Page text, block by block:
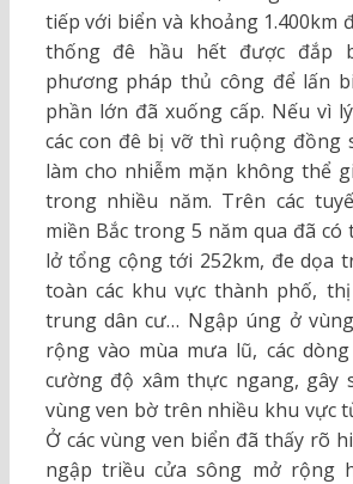
tiếp với biển và khoảng 1.400km
thống đê hầu hết được đắp
phương pháp thủ công để lấn
phần lớn đã xuống cấp. Nếu vì
các con đê bị vỡ thì ruộng đồng
làm cho nhiễm mặn không thể
trong nhiều năm. Trên các
miền Bắc trong 5 năm qua đã có
lở tổng cộng tới 252km, đe dọa
toàn các khu vực thành phố,
trung dân cư… Ngập úng ở
rộng vào mùa mưa lũ, các
cường độ xâm thực ngang, gây
vùng ven bờ trên nhiều khu vực
Ở các vùng ven biển đã thấy rõ
ngập triều cửa sông mở rộng